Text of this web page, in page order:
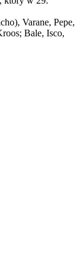
Varane, Pepe,
Bale, Isco,